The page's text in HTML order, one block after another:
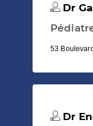
Dr
53
Dr